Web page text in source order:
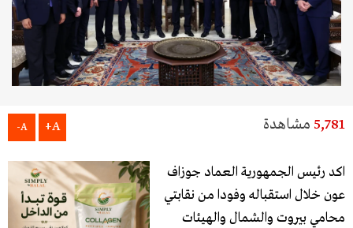
5,781 مشاهدة A+
A-
اكد رئيس الجمهورية العماد جوزاف
عون خلال استقباله وفودا من نقابتي
محامي بيروت والشمال والهيئات